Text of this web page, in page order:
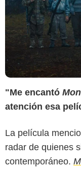
"Me encantó
atención esa
La película
radar de quienes
contemporáneo.